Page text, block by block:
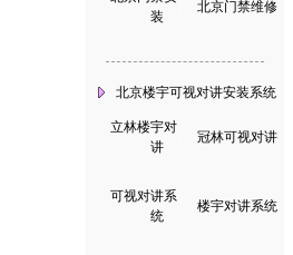
装
北京门禁维修
北京楼宇可视对讲安装系统
立林楼宇对
讲
冠林可视对讲
可视对讲系
统
楼宇对讲系统